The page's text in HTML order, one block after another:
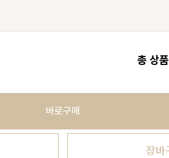
총 상
바로구매
장바